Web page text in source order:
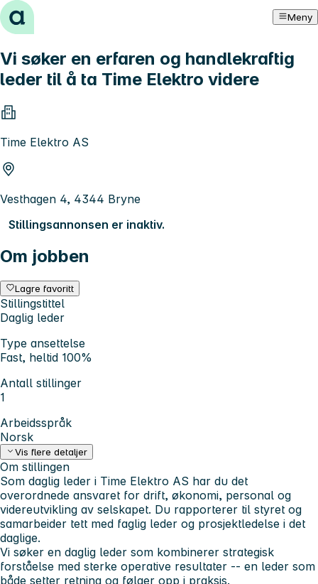
Hopp til innhold Meny
Vi søker en erfaren og handlekraftig
leder til å ta Time Elektro videre
Time Elektro AS
Vesthagen 4, 4344 Bryne
Stillingsannonsen er inaktiv.
Om jobben
Lagre favoritt
Stillingstittel
Daglig leder
Type ansettelse
Fast, heltid 100%
Antall stillinger
1
Arbeidsspråk
Norsk
Vis flere detaljer
Om stillingen
Som daglig leder i Time Elektro AS har du det
overordnede ansvaret for drift, økonomi, personal og
videreutvikling av selskapet. Du rapporterer til styret og
samarbeider tett med faglig leder og prosjektledelse i det
daglige.
Vi søker en daglig leder som kombinerer strategisk
forståelse med sterke operative resultater -- en leder som
både setter retning og følger opp i praksis.